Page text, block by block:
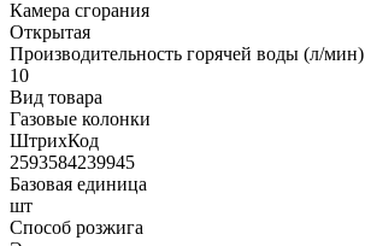
Камера сгорания
Открытая
Производительность горячей воды (л/мин)
10
Вид товара
Газовые колонки
ШтрихКод
2593584239945
Базовая единица
шт
Способ розжига